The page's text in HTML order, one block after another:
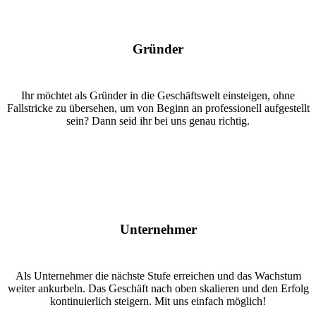
Gründer
Ihr möchtet als Gründer in die Geschäftswelt einsteigen, ohne
Fallstricke zu übersehen, um von Beginn an professionell aufgestellt
sein? Dann seid ihr bei uns genau richtig.
Unternehmer
Als Unternehmer die nächste Stufe erreichen und das Wachstum
weiter ankurbeln. Das Geschäft nach oben skalieren und den Erfolg
kontinuierlich steigern. Mit uns einfach möglich!